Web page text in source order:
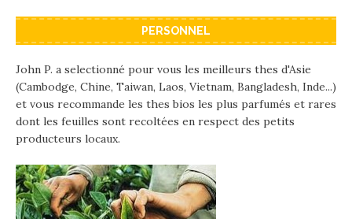
PERSONNEL
John P. a selectionné pour vous les meilleurs thes d'Asie
(Cambodge, Chine, Taiwan, Laos, Vietnam, Bangladesh, Inde...)
et vous recommande les thes bios les plus parfumés et rares
dont les feuilles sont recoltées en respect des petits
producteurs locaux.